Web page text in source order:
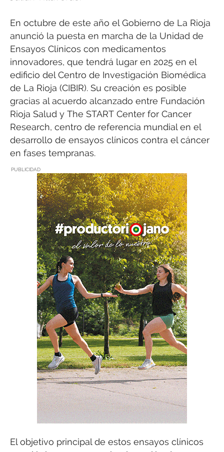
En octubre de este año el Gobierno de La Rioja
anunció la puesta en marcha de la Unidad de
Ensayos Clínicos con medicamentos
innovadores, que tendrá lugar en 2025 en el
edificio del Centro de Investigación Biomédica
de La Rioja (CIBIR). Su creación es posible
gracias al acuerdo alcanzado entre Fundación
Rioja Salud y The START Center for Cancer
Research, centro de referencia mundial en el
desarrollo de ensayos clínicos contra el cáncer
en fases tempranas.
PUBLICIDAD
El objetivo principal de estos ensayos clínicos